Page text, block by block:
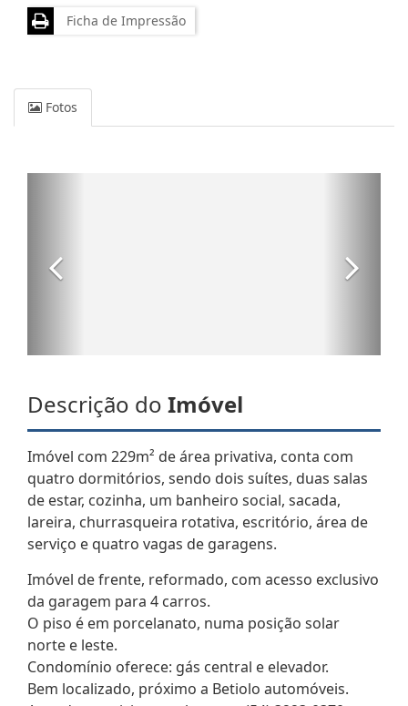
Ficha de Impressão
Fotos
Descrição do Imóvel
Imóvel com 229m² de área privativa, conta com
quatro dormitórios, sendo dois suítes, duas salas
de estar, cozinha, um banheiro social, sacada,
lareira, churrasqueira rotativa, escritório, área de
serviço e quatro vagas de garagens.
Imóvel de frente, reformado, com acesso exclusivo
da garagem para 4 carros.
O piso é em porcelanato, numa posição solar
norte e leste.
Condomínio oferece: gás central e elevador.
Bem localizado, próximo a Betiolo automóveis.